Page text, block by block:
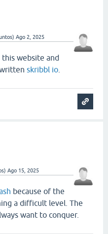
Ago 2, 2025
website and
skribbl io
Ago 15, 2025
because of the
a difficult level. The
want to conquer.